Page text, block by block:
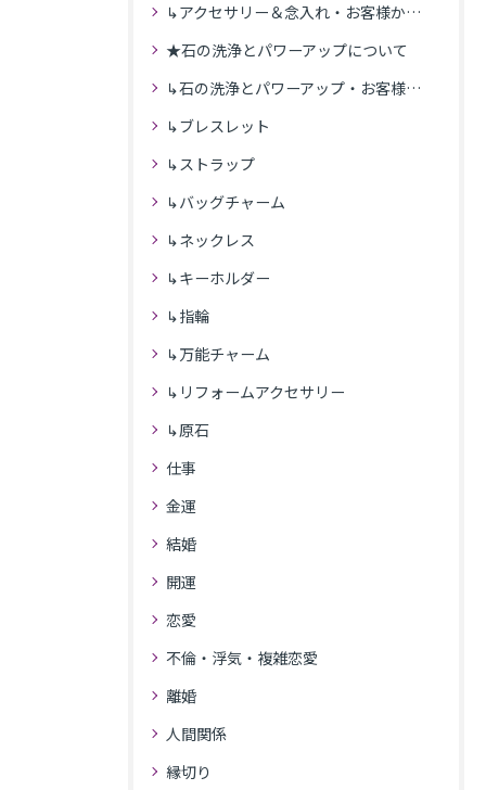
↳アクセサリー＆念入れ・お客様からの感想
★石の洗浄とパワーアップについて
↳石の洗浄とパワーアップ・お客様の感想
↳ブレスレット
↳ストラップ
↳バッグチャーム
↳ネックレス
↳キーホルダー
↳指輪
↳万能チャーム
↳リフォームアクセサリー
↳原石
仕事
金運
結婚
開運
恋愛
不倫・浮気・複雑恋愛
離婚
人間関係
縁切り